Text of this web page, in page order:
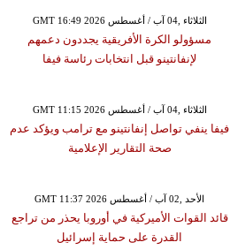
GMT 16:49 2026 الثلاثاء ,04 آب / أغسطس
مسؤولو الكرة الأفريقية يجددون دعمهم
لإنفانتينو قبل انتخابات رئاسة فيفا
GMT 11:15 2026 الثلاثاء ,04 آب / أغسطس
فيفا ينفي تواصل إنفانتينو مع ترامب ويؤكد عدم
صحة التقارير الإعلامية
GMT 11:37 2026 الأحد ,02 آب / أغسطس
قائد القوات الأميركية في أوروبا يحذر من تراجع
القدرة على حماية إسرائيل